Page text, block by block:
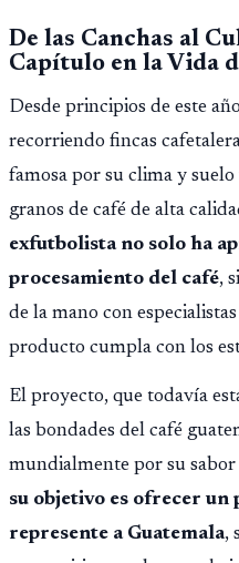
De las Canchas al
Capítulo en la Vida
Desde principios de este
recorriendo fincas
famosa por su clima y
granos de café de alta
exfutbolista no solo ha
procesamiento del café,
de la mano con
producto cumpla con los
El proyecto, que todavía
las bondades del café
mundialmente por su sabor
su objetivo es ofrecer un
represente a Guatemala,